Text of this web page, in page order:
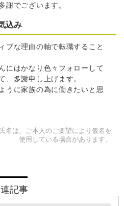
謝でございます。
込み
ブな理由の軸で転職すること
にはかなり色々フォローして
、多謝申し上げます。
うに家族の為に働きたいと思
名は、ご本人のご要望により仮名を
使用している場合があります。
記事